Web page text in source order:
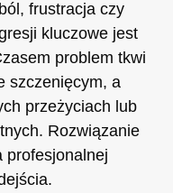
frustracja czy
kluczowe jest
problem tkwi
szczenięcym, a
przeżyciach lub
Rozwiązanie
profesjonalnej